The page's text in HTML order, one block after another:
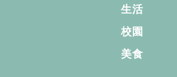
生活
校園
美食